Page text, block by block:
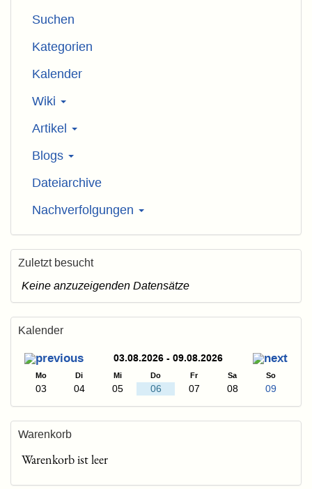
Suchen
Kategorien
Kalender
Wiki
Artikel
Blogs
Dateiarchive
Nachverfolgungen
Zuletzt besucht
Keine anzuzeigenden Datensätze
Kalender
03.08.2026 - 09.08.2026
Mo Di Mi Do Fr Sa So
03 04 05 06 07 08 09
Warenkorb
Warenkorb ist leer